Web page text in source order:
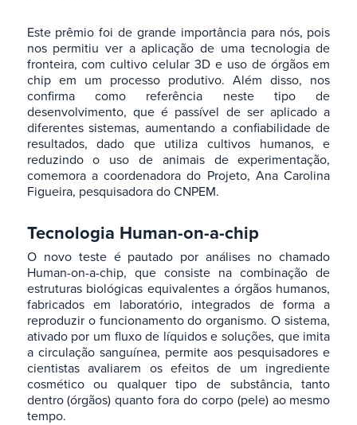
Este prêmio foi de grande importância para nós, pois
nos permitiu ver a aplicação de uma tecnologia de
fronteira, com cultivo celular 3D e uso de órgãos em
chip em um processo produtivo. Além disso, nos
confirma como referência neste tipo de
desenvolvimento, que é passível de ser aplicado a
diferentes sistemas, aumentando a confiabilidade de
resultados, dado que utiliza cultivos humanos, e
reduzindo o uso de animais de experimentação,
comemora a coordenadora do Projeto, Ana Carolina
Figueira, pesquisadora do CNPEM.
Tecnologia Human-on-a-chip
O novo teste é pautado por análises no chamado
Human-on-a-chip, que consiste na combinação de
estruturas biológicas equivalentes a órgãos humanos,
fabricados em laboratório, integrados de forma a
reproduzir o funcionamento do organismo. O sistema,
ativado por um fluxo de líquidos e soluções, que imita
a circulação sanguínea, permite aos pesquisadores e
cientistas avaliarem os efeitos de um ingrediente
cosmético ou qualquer tipo de substância, tanto
dentro (órgãos) quanto fora do corpo (pele) ao mesmo
tempo.